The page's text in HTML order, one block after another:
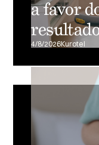
a favor
4/8/2026Kurotel